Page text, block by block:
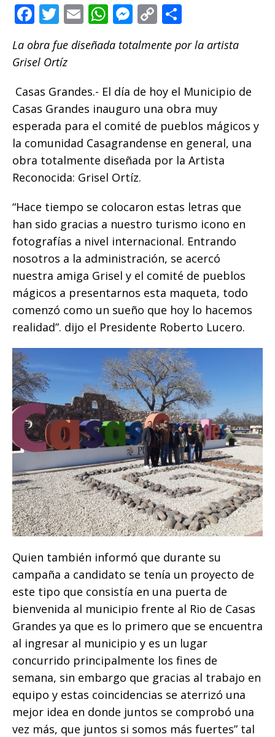
F
a
c
e
b
o
o
k
T
it
te
r
E
ai
W
h
at
A
p
p
M
e
ss
n
g
e
r
C
p
Li
n
k
m
ar
ti
r
La obra fue diseñada totalmente por la artista
Grisel Ortíz
Casas Grandes.- El día de hoy el Municipio de
Casas Grandes inauguro una obra muy
esperada para el comité de pueblos mágicos y
la comunidad Casagrandense en general, una
obra totalmente diseñada por la Artista
Reconocida: Grisel Ortíz.
“Hace tiempo se colocaron estas letras que
han sido gracias a nuestro turismo icono en
fotografías a nivel internacional. Entrando
nosotros a la administración, se acercó
nuestra amiga Grisel y el comité de pueblos
mágicos a presentarnos esta maqueta, todo
comenzó como un sueño que hoy lo hacemos
realidad”. dijo el Presidente Roberto Lucero.
Quien también informó que durante su
campaña a candidato se tenía un proyecto de
este tipo que consistía en una puerta de
bienvenida al municipio frente al Rio de Casas
Grandes ya que es lo primero que se encuentra
al ingresar al municipio y es un lugar
concurrido principalmente los fines de
semana, sin embargo que gracias al trabajo en
equipo y estas coincidencias se aterrizó una
mejor idea en donde juntos se comprobó una
vez más, que juntos si somos más fuertes” tal